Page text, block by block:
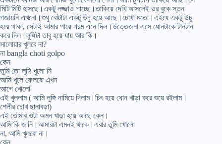
মিটি মিটি হাসছে।একটু লজ্জাও পাচ্ছে।তাকিয়ে দেখি আসলেই ওর বুকে স্তন
গজায়নি এখনো।শুধু বোটাটা একটু উঁচু হয়ে আছে।চোখা মতো।এইযে একটু উচু
হয়ে থাকা, সেটাই আমার গায়ে গরম এনে দিল।উত্তেজনা এসে ধোনটাকে টানটান
করে দিল।লুঙ্গিটা তাবু হয়ে যায় আর কি।
সালোয়ার খুলবে না?
না bangla choti golpo
কেন
তুমি তো লুঙ্গি খুলো নি
আমি খুলে ফেলবো এখন
আগে খোলো
এই খুললাম ( আমি লুঙ্গি নামিয়ে দিলাম।চিৎ হয়ে ধোন খাড়া করে শুয়ে রইলাম।
শেলীর চোখ ছানাবড়া)
এই তোমার ওটা অমন খাড়া হয়ে আছে কেন।
আমি কি জানি।আমারটা এমনই থাকে।এবার তুমি খোলো
না, আমি খুলবো না।